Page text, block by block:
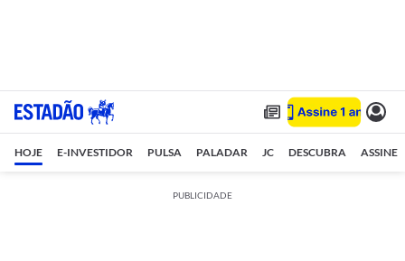
HOJE E-INVESTIDOR PULSA PALADAR JC DESCUBRA ASSINE
PUBLICIDADE